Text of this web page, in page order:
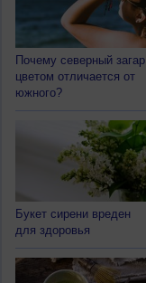
Почему северный загар
цветом отличается от
южного?
Букет сирени вреден
для здоровья